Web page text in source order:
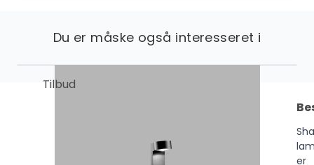
Du er måske også interesseret i
Tilbud
er